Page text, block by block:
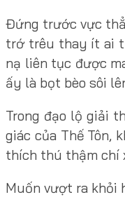
Đứng trước vực
trớ trêu thay ít ai
nạ liên tục được
ấy là bọt bèo sôi
Trong đạo lộ giải
giác của Thế Tôn,
thích thú thậm chí
Muốn vượt ra khỏi